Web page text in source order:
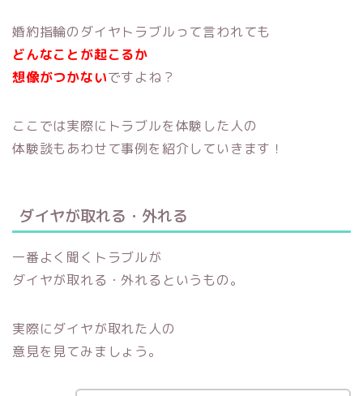
婚約指輪のダイヤトラブルって言われても
どんなことが起こるか
想像がつかないですよね？
ここでは実際にトラブルを体験した人の
体験談もあわせて事例を紹介していきます！
ダイヤが取れる・外れる
一番よく聞くトラブルが
ダイヤが取れる・外れるというもの。
実際にダイヤが取れた人の
意見を見てみましょう。